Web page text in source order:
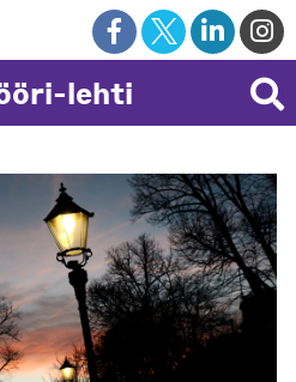
lehti